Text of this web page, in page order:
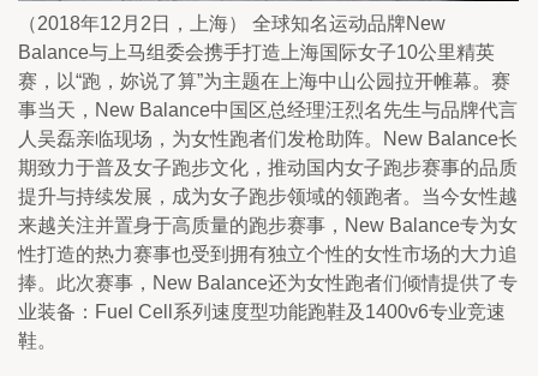
（2018年12月2日，上海） 全球知名运动品牌New
Balance与上马组委会携手打造上海国际女子10公里精英
赛，以“跑，妳说了算”为主题在上海中山公园拉开帷幕。赛
事当天，New Balance中国区总经理汪烈名先生与品牌代言
人吴磊亲临现场，为女性跑者们发枪助阵。New Balance长
期致力于普及女子跑步文化，推动国内女子跑步赛事的品质
提升与持续发展，成为女子跑步领域的领跑者。当今女性越
来越关注并置身于高质量的跑步赛事，New Balance专为女
性打造的热力赛事也受到拥有独立个性的女性市场的大力追
捧。此次赛事，New Balance还为女性跑者们倾情提供了专
业装备：Fuel Cell系列速度型功能跑鞋及1400v6专业竞速
鞋。